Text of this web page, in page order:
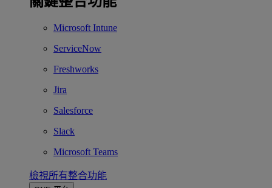
Microsoft Intune
ServiceNow
Freshworks
Jira
Salesforce
Slack
Microsoft Teams
檢視所有整合功能